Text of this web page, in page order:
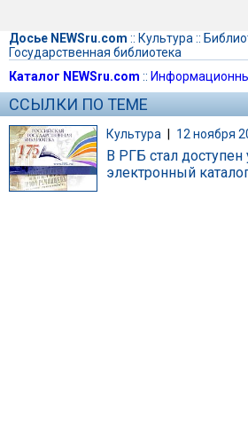
Досье NEWSru.com :: Культура ::
Государственная библиотека
Каталог NEWSru.com ::
ССЫЛКИ ПО ТЕМЕ
Культура | 12 ноября
В РГБ стал
электронный